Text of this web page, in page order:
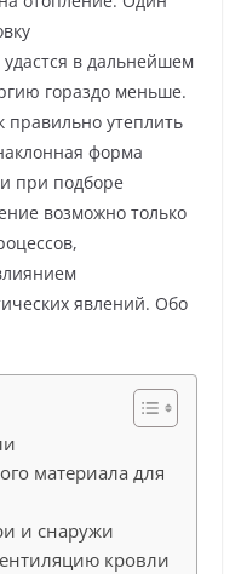
в дальнейшем
гораздо меньше.
правильно утеплить
форма
при подборе
возможно только
явлений. Обо
материала для
и снаружи
кровли